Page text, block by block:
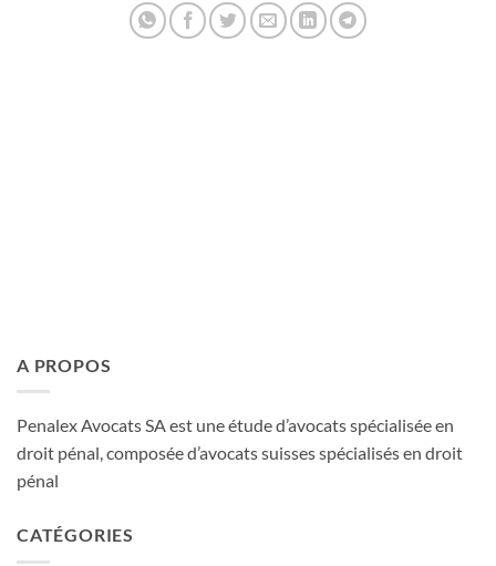
A PROPOS
Penalex Avocats SA est une étude d’avocats spécialisée en
droit pénal, composée d’avocats suisses spécialisés en droit
pénal
CATÉGORIES